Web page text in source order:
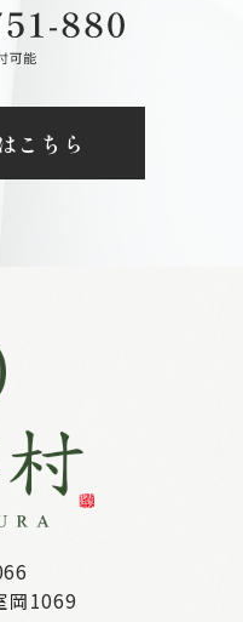
こちら
岡1069